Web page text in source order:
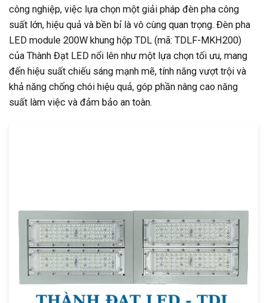
công nghiệp, việc lựa chọn một giải pháp đèn pha công
suất lớn, hiệu quả và bền bỉ là vô cùng quan trọng. Đèn pha
LED module 200W khung hộp TDL (mã: TDLF-MKH200)
của Thành Đạt LED nổi lên như một lựa chọn tối ưu, mang
đến hiệu suất chiếu sáng mạnh mẽ, tính năng vượt trội và
khả năng chống chói hiệu quả, góp phần nâng cao năng
suất làm việc và đảm bảo an toàn.